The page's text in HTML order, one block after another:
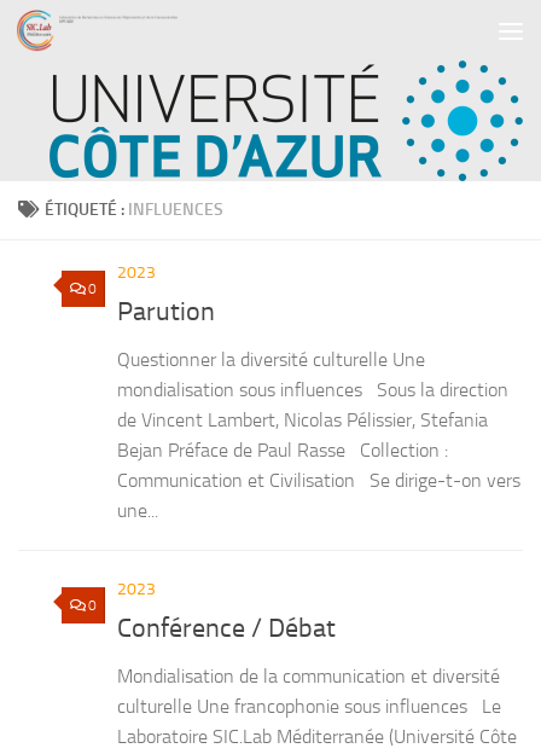
Skip to content
ÉTIQUETÉ : INFLUENCES
0
2023
Parution
Questionner la diversité culturelle Une
mondialisation sous influences Sous la direction
de Vincent Lambert, Nicolas Pélissier, Stefania
Bejan Préface de Paul Rasse Collection :
Communication et Civilisation Se dirige-t-on vers
une...
0
2023
Conférence / Débat
Mondialisation de la communication et diversité
culturelle Une francophonie sous influences Le
Laboratoire SIC.Lab Méditerranée (Université Côte